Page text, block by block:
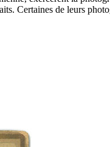
Certaines de leurs